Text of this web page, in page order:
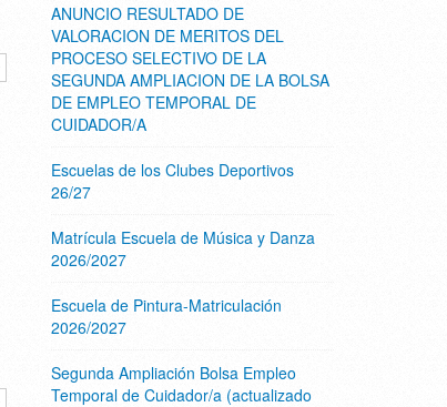
ANUNCIO RESULTADO DE
VALORACION DE MERITOS DEL
PROCESO SELECTIVO DE LA
SEGUNDA AMPLIACION DE LA BOLSA
DE EMPLEO TEMPORAL DE
CUIDADOR/A
Escuelas de los Clubes Deportivos
26/27
Matrícula Escuela de Música y Danza
2026/2027
Escuela de Pintura-Matriculación
2026/2027
Segunda Ampliación Bolsa Empleo
Temporal de Cuidador/a (actualizado